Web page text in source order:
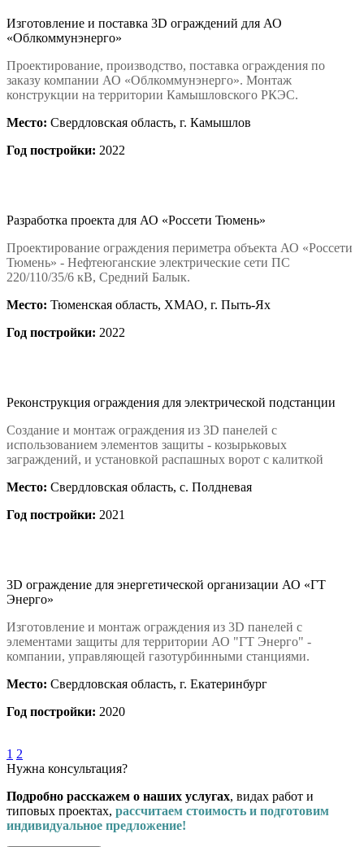
Изготовление и поставка 3D ограждений для АО
«Облкоммунэнерго»
Проектирование, производство, поставка ограждения по
заказу компании АО «Облкоммунэнерго». Монтаж
конструкции на территории Камышловского РКЭС.
Место: Свердловская область, г. Камышлов
Год постройки: 2022
Разработка проекта для АО «Россети Тюмень»
Проектирование ограждения периметра объекта АО «Россети
Тюмень» - Нефтеюганские электрические сети ПС
220/110/35/6 кВ, Средний Балык.
Место: Тюменская область, ХМАО, г. Пыть-Ях
Год постройки: 2022
Реконструкция ограждения для электрической подстанции
Создание и монтаж ограждения из 3D панелей с
использованием элементов защиты - козырьковых
заграждений, и установкой распашных ворот с калиткой
Место: Свердловская область, с. Полдневая
Год постройки: 2021
3D ограждение для энергетической организации АО «ГТ
Энерго»
Изготовление и монтаж ограждения из 3D панелей с
элементами защиты для территории АО "ГТ Энерго" -
компании, управляющей газотурбинными станциями.
Место: Свердловская область, г. Екатеринбург
Год постройки: 2020
1 2
Нужна консультация?
Подробно расскажем о наших услугах, видах работ и
типовых проектах, рассчитаем стоимость и подготовим
индивидуальное предложение!